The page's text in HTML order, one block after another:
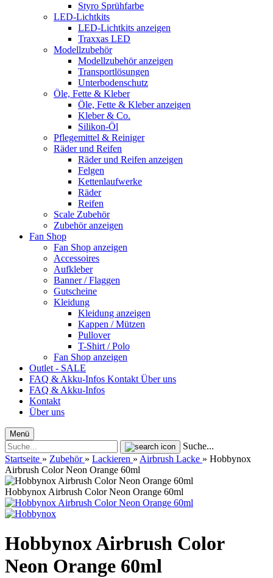
Styro Sprühfarbe
LED-Lichtkits
LED-Lichtkits anzeigen
Traxxas LED
Modellzubehör
Modellzubehör anzeigen
Transportlösungen
Unterbodenschutz
Öle, Fette & Kleber
Öle, Fette & Kleber anzeigen
Kleber & Co.
Silikon-Öl
Pflegemittel & Reiniger
Räder und Reifen
Räder und Reifen anzeigen
Felgen
Kettenlaufwerke
Räder
Reifen
Scale Zubehör
Zubehör anzeigen
Fan Shop
Fan Shop anzeigen
Accessoires
Aufkleber
Banner / Flaggen
Gutscheine
Kleidung
Kleidung anzeigen
Kappen / Mützen
Pullover
T-Shirt / Polo
Fan Shop anzeigen
Outlet - SALE
FAQ & Akku-Infos Kontakt Über uns
FAQ & Akku-Infos
Kontakt
Über uns
Menü
Suche...
Startseite » Zubehör » Lackieren » Airbrush Lacke » Hobbynox
Airbrush Color Neon Orange 60ml
Hobbynox Airbrush Color Neon Orange 60ml
Hobbynox Airbrush Color
Neon Orange 60ml